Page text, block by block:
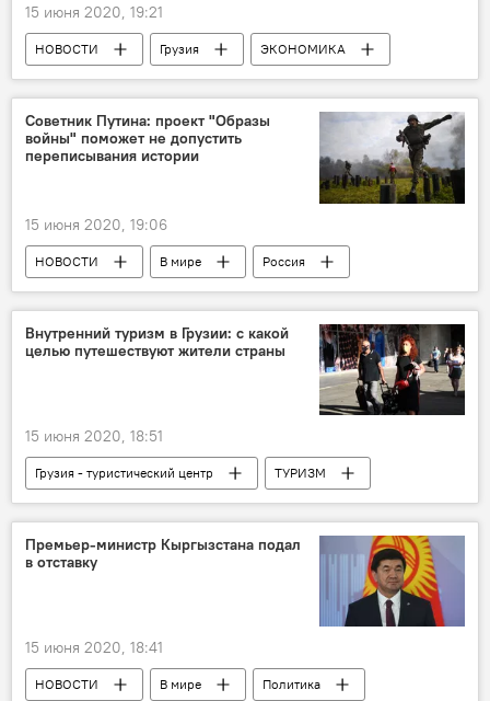
15 июня 2020, 19:21
НОВОСТИ Грузия ЭКОНОМИКА
Советник Путина: проект "Образы
войны" поможет не допустить
переписывания истории
15 июня 2020, 19:06
НОВОСТИ В мире
Россия
Владимир Мединский
ОБЩЕСТВО
Внутренний туризм в Грузии: с какой
целью путешествуют жители страны
15 июня 2020, 18:51
Грузия - туристический центр
ТУРИЗМ
ОБЩЕСТВО
Грузия
ЭКОНОМИКА
НОВОСТИ
Премьер-министр Кыргызстана подал
в отставку
15 июня 2020, 18:41
НОВОСТИ В мире
Политика